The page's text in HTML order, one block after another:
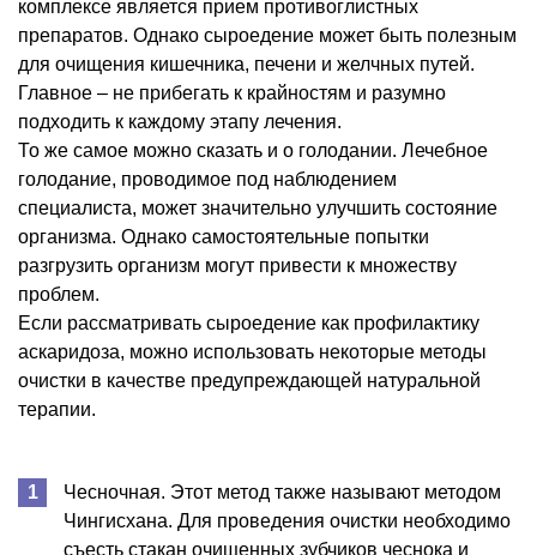
комплексе является прием противоглистных
препаратов. Однако сыроедение может быть полезным
для очищения кишечника, печени и желчных путей.
Главное – не прибегать к крайностям и разумно
подходить к каждому этапу лечения.
То же самое можно сказать и о голодании. Лечебное
голодание, проводимое под наблюдением
специалиста, может значительно улучшить состояние
организма. Однако самостоятельные попытки
разгрузить организм могут привести к множеству
проблем.
Если рассматривать сыроедение как профилактику
аскаридоза, можно использовать некоторые методы
очистки в качестве предупреждающей натуральной
терапии.
Чесночная. Этот метод также называют методом
Чингисхана. Для проведения очистки необходимо
съесть стакан очищенных зубчиков чеснока и